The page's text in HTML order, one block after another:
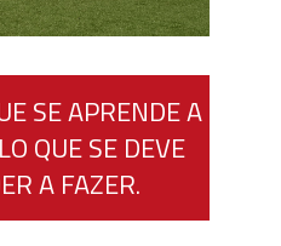
SE APRENDE A
QUE SE DEVE
A FAZER.